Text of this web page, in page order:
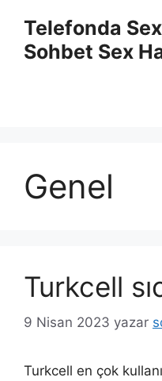
Telefonda
Sohbet Sex
Genel
Turkcell
9 Nisan 2023 yazar
Turkcell en çok